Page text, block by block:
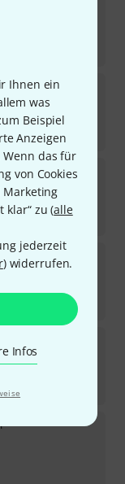
Ihnen ein
was
Beispiel
Anzeigen
das für
von Cookies
Marketing
klar“ zu (alle
jederzeit
) widerrufen.
Infos